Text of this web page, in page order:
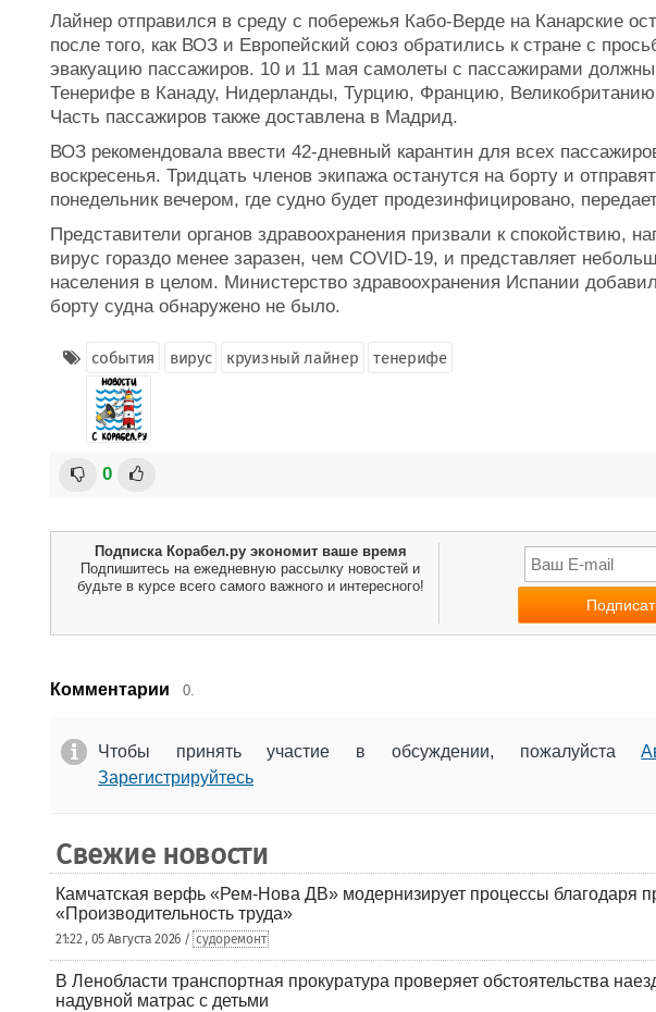
Лайнер отправился в среду с побережья Кабо-Верде на Канарские
после того, как ВОЗ и Европейский союз обратились к стране с
эвакуацию пассажиров. 10 и 11 мая самолеты с пассажирами должны
Тенерифе в Канаду, Нидерланды, Турцию, Францию,
Часть пассажиров также доставлена в Мадрид.
ВОЗ рекомендовала ввести 42-дневный карантин для всех
воскресенья. Тридцать членов экипажа останутся на борту и
понедельник вечером, где судно будет продезинфицировано,
Представители органов здравоохранения призвали к спокойствию,
вирус гораздо менее заразен, чем COVID-19, и представляет
населения в целом. Министерство здравоохранения Испании
борту судна обнаружено не было.
события вирус круизный лайнер тенерифе
0
Подписка Корабел.ру экономит ваше время
Подпишитесь на ежедневную рассылку новостей и
будьте в курсе всего самого важного и интересного!
Комментарии 0.
Чтобы принять участие в обсуждении, пожалуйста
Зарегистрируйтесь
Свежие новости
Камчатская верфь «Рем-Нова ДВ» модернизирует процессы благодаря
«Производительность труда»
21:22 , 05 Августа 2026 / судоремонт
В Ленобласти транспортная прокуратура проверяет обстоятельства
надувной матрас с детьми